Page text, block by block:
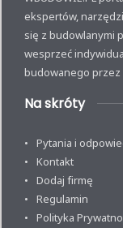
ekspertów,
się z budowlanymi
wesprzeć
budowanego przez
Na skróty
Pytania i
Kontakt
Dodaj firmę
Regulamin
Polityka